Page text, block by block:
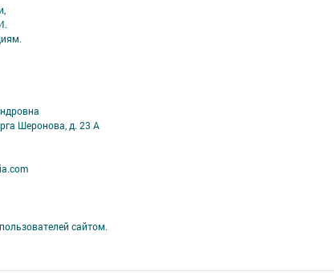
Шеронова, д. 23 А
сайтом.